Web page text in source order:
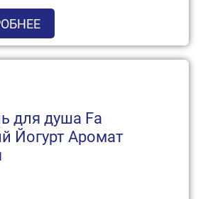
для душа Fa
Йогурт Аромат